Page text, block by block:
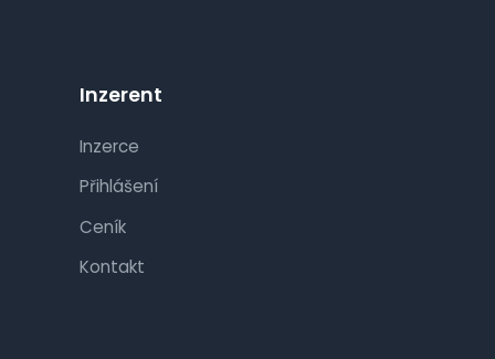
Inzerent
Inzerce
Přihlášení
Ceník
Kontakt